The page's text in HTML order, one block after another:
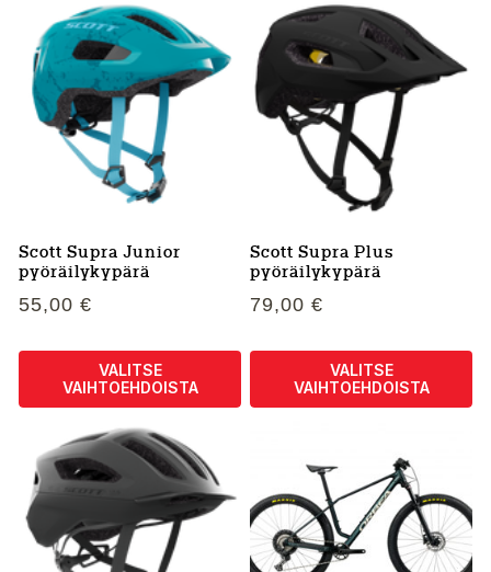
tuotteella
on
useampi
muunnelma.
sivulla.
tuotteella
on
useampi
muunnelma.
sivulla.
Scott Supra Junior
pyöräilykypärä
55,00 €
VALITSE
VAIHTOEHDOISTA
tuotteella
on
useampi
muunnelma.
Scott Supra Plus
pyöräilykypärä
79,00 €
VALITSE
VAIHTOEHDOISTA
useampi
muunnelma.
Voit